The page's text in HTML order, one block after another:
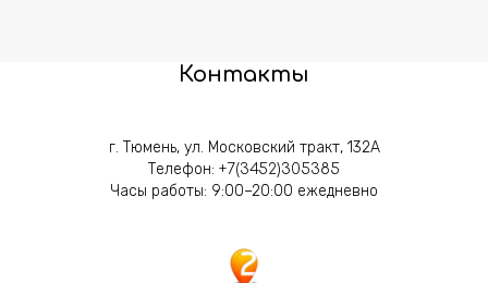
Контакты
г. Тюмень, ул. Московский тракт, 132А
Телефон: +7(3452)305385
Часы работы: 9:00–20:00 ежедневно